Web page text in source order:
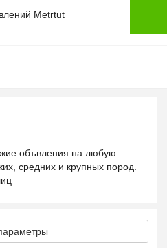
объвления на любую
средних и крупных пород.